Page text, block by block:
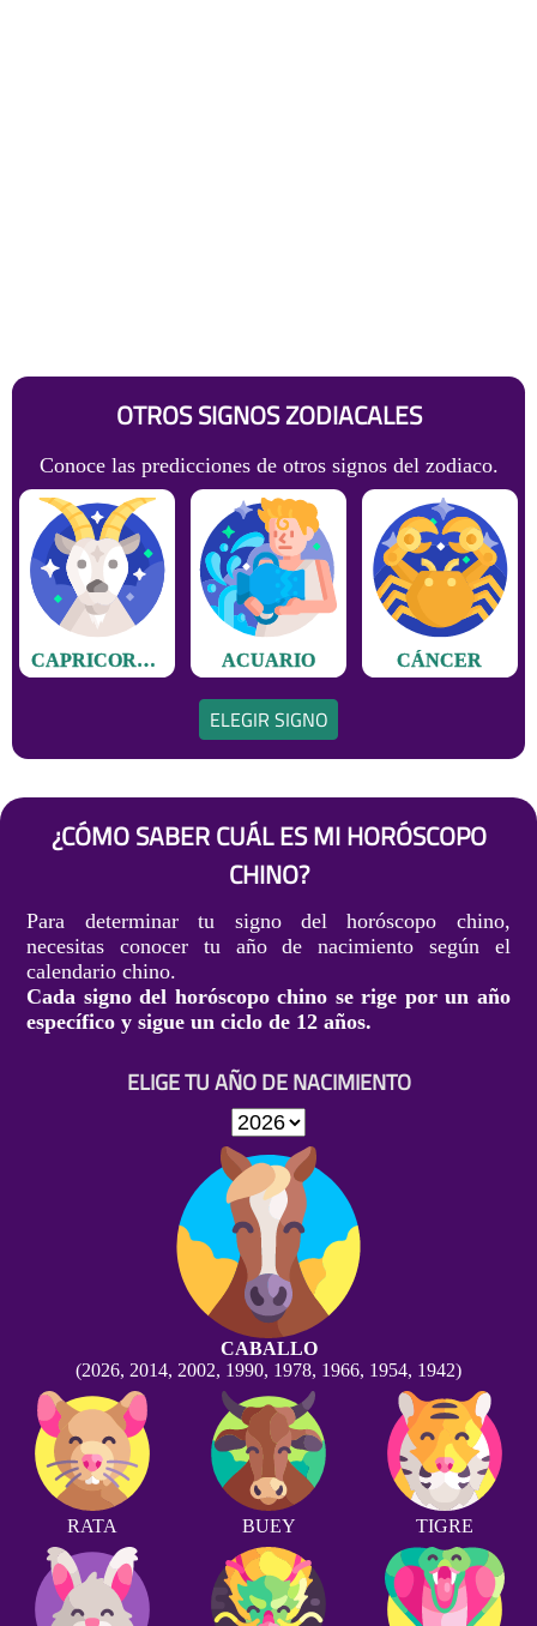
OTROS SIGNOS ZODIACALES
Conoce las predicciones de otros signos del zodiaco.
CAPRICORNIO ACUARIO CÁNCER
ELEGIR SIGNO
¿CÓMO SABER CUÁL ES MI HORÓSCOPO
CHINO?
Para determinar tu signo del horóscopo chino,
necesitas conocer tu año de nacimiento según el
calendario chino.
Cada signo del horóscopo chino se rige por un año
específico y sigue un ciclo de 12 años.
ELIGE TU AÑO DE NACIMIENTO
CABALLO
(2026, 2014, 2002, 1990, 1978, 1966, 1954, 1942)
RATA BUEY TIGRE